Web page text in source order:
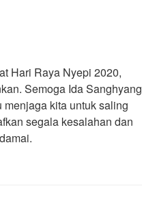
Hari Raya Nyepi 2020,
Semoga Ida Sanghyang
kita untuk saling
segala kesalahan dan